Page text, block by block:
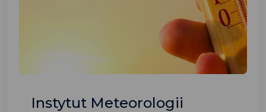
Instytut Meteorologii